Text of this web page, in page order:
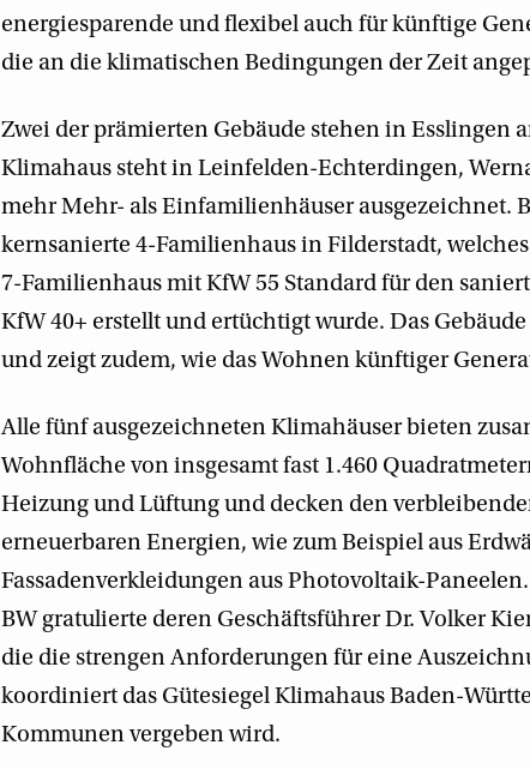
energiesparende und flexibel auch für künftige
die an die klimatischen Bedingungen der Zeit
Zwei der prämierten Gebäude stehen in Esslingen
Klimahaus steht in Leinfelden-Echterdingen,
mehr Mehr- als Einfamilienhäuser ausgezeichnet.
kernsanierte 4-Familienhaus in Filderstadt,
7-Familienhaus mit KfW 55 Standard für den
KfW 40+ erstellt und ertüchtigt wurde. Das
und zeigt zudem, wie das Wohnen künftiger
Alle fünf ausgezeichneten Klimahäuser bieten
Wohnfläche von insgesamt fast 1.460
Heizung und Lüftung und decken den
erneuerbaren Energien, wie zum Beispiel aus
Fassadenverkleidungen aus Photovoltaik-
BW gratulierte deren Geschäftsführer Dr. Volker
die die strengen Anforderungen für eine
koordiniert das Gütesiegel Klimahaus Baden-
Kommunen vergeben wird.